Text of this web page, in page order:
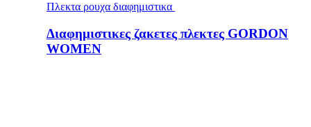
Πλεκτα ρουχα διαφημιστικα
Διαφημιστικες ζακετες πλεκτες GORDON
WOMEN